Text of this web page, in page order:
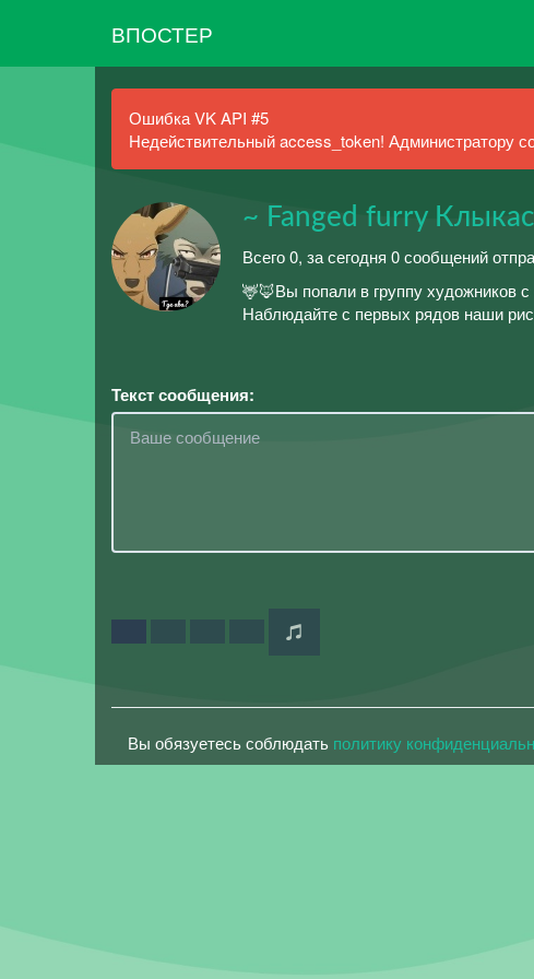
ВПОСТЕР
Ошибка VK API #5
Недействительный access_token! Администратору
~ Fanged furry
Всего 0, за сегодня 0 сообщений
🦌🦊Вы попали в группу художников
Наблюдайте с первых рядов наши
Текст сообщения:
Вы обязуетесь соблюдать политику